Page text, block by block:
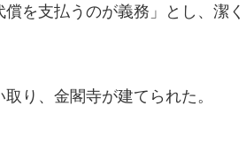
を支払うのが義務」とし、潔く
り、金閣寺が建てられた。